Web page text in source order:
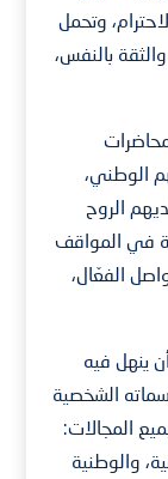
وتحمل
بالنفس،
الوطني،
الروح
في المواقف
الفعّال،
ينهل فيه
سماته الشخصية
المجالات:
والوطنية